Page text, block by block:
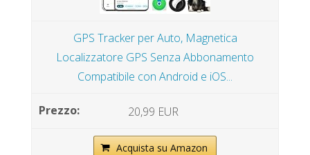
GPS Tracker per Auto, Magnetica
Localizzatore GPS Senza Abbonamento
Compatibile con Android e iOS...
20,99 EUR
Acquista su Amazon